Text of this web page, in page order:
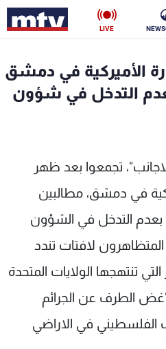
LIVE
الأميركية في دمشق
التدخل في شؤون
تجمعوا بعد ظهر
في دمشق، مطالبين
بعدم التدخل في الشؤون
لافتات تندد
تنتهجها الولايات المتحدة
الطرف عن الجرائم
الفلسطيني في الاراضي
رياضة